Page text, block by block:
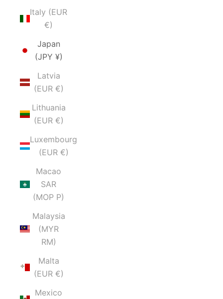
Italy (EUR
€)
Japan
(JPY ¥)
Latvia
(EUR €)
Lithuania
(EUR €)
Luxembourg
(EUR €)
Macao
SAR
(MOP P)
Malaysia
(MYR
RM)
Malta
(EUR €)
Mexico